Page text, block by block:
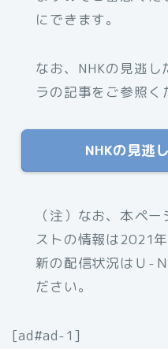
にできます。
なお、NHKの見逃
ラの記事をご参照く
NHKの見逃
（注）なお、本ペ
ストの情報は2021
新の配信状況はＵ-
ださい。
[ad#ad-1]